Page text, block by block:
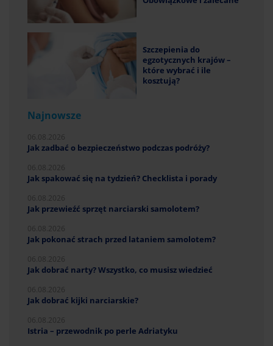
Szczepienia do
egzotycznych krajów –
które wybrać i ile
kosztują?
Najnowsze
Jak zadbać o bezpieczeństwo podczas podróży?
Jak spakować się na tydzień? Checklista i porady
Jak przewieźć sprzęt narciarski samolotem?
Jak pokonać strach przed lataniem samolotem?
Jak dobrać narty? Wszystko, co musisz wiedzieć
Jak dobrać kijki narciarskie?
Istria – przewodnik po perle Adriatyku